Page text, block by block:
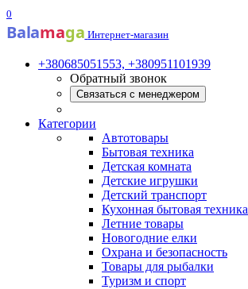
0
Balamaga Интернет-магазин
+380685051553, +380951101939
Обратный звонок
Связаться с менеджером
Категории
Автотовары
Бытовая техника
Детская комната
Детские игрушки
Детский транспорт
Кухонная бытовая техника
Летние товары
Новогодние елки
Охрана и безопасность
Товары для рыбалки
Туризм и спорт